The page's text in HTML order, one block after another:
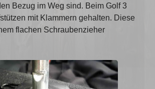
Bezug im Weg sind. Beim Golf 3
mit Klammern gehalten. Diese
flachen Schraubenzieher